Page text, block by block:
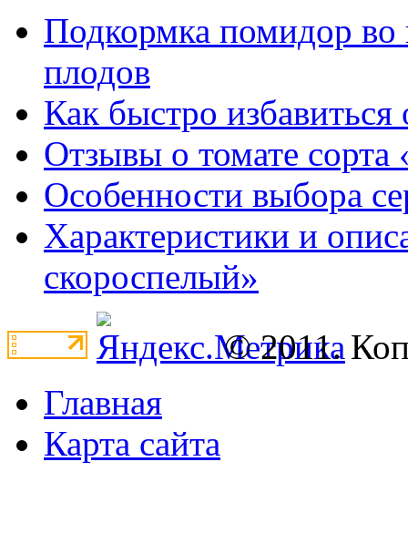
Подкормка помидор во
плодов
Как быстро избавиться
Отзывы о томате сорта
Особенности выбора
Характеристики и
скороспелый»
© 2011.
Главная
Карта сайта